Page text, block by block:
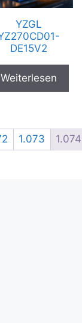
YZGL
DE15V2
Weiterlesen
1.073 1.074